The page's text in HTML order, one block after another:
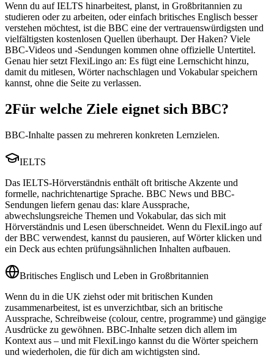
Wenn du auf IELTS hinarbeitest, planst, in Großbritannien zu
studieren oder zu arbeiten, oder einfach britisches Englisch besser
verstehen möchtest, ist die BBC eine der vertrauenswürdigsten und
vielfältigsten kostenlosen Quellen überhaupt. Der Haken? Viele
BBC-Videos und -Sendungen kommen ohne offizielle Untertitel.
Genau hier setzt FlexiLingo an: Es fügt eine Lernschicht hinzu,
damit du mitlesen, Wörter nachschlagen und Vokabular speichern
kannst, ohne die Seite zu verlassen.
2Für welche Ziele eignet sich BBC?
BBC-Inhalte passen zu mehreren konkreten Lernzielen.
IELTS
Das IELTS-Hörverständnis enthält oft britische Akzente und
formelle, nachrichtenartige Sprache. BBC News und BBC-
Sendungen liefern genau das: klare Aussprache,
abwechslungsreiche Themen und Vokabular, das sich mit
Hörverständnis und Lesen überschneidet. Wenn du FlexiLingo auf
der BBC verwendest, kannst du pausieren, auf Wörter klicken und
ein Deck aus echten prüfungsähnlichen Inhalten aufbauen.
Britisches Englisch und Leben in Großbritannien
Wenn du in die UK ziehst oder mit britischen Kunden
zusammenarbeitest, ist es unverzichtbar, sich an britische
Aussprache, Schreibweise (colour, centre, programme) und gängige
Ausdrücke zu gewöhnen. BBC-Inhalte setzen dich allem im
Kontext aus – und mit FlexiLingo kannst du die Wörter speichern
und wiederholen, die für dich am wichtigsten sind.